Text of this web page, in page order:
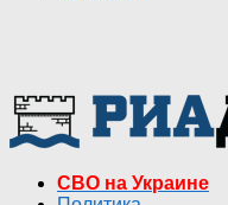
СВО на Украине